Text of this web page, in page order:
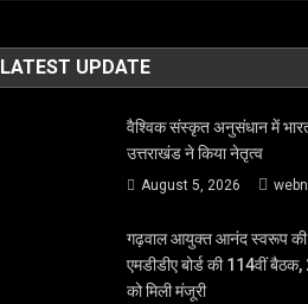
LATEST UPDATE
वैश्विक संस्कृत अनुसंधान में
उत्तराखंड ने किया नेतृत्व
August 5, 2026
गढ़वाल आयुक्त आनंद स्वरूप की
एमडीडीए बोर्ड की 114वीं
को मिली मंजूरी